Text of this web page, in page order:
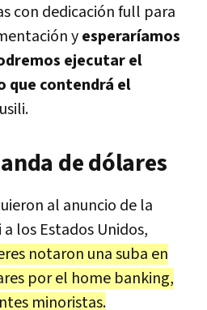
con dedicación full para
yesperaríamos
ejecutar el
que contendrá el
de dólares
al anuncio de la
los Estados Unidos,
notaron una suba en
por el home banking,
minoristas.